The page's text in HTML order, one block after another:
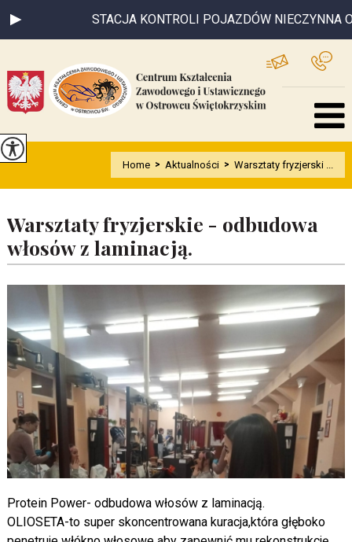
STACJA KONTROLI POJAZDÓW NIECZYNNA
Home > Aktualności > Warsztaty fryzjerski ...
Warsztaty fryzjerskie - odbudowa
włosów z laminacją.
Protein Power- odbudowa włosów z laminacją.
OLIOSETA-to super skoncentrowana kuracja,która głęboko